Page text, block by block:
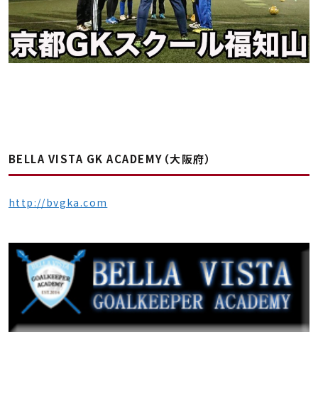
BELLA VISTA GK ACADEMY（大阪府）
http://bvgka.com